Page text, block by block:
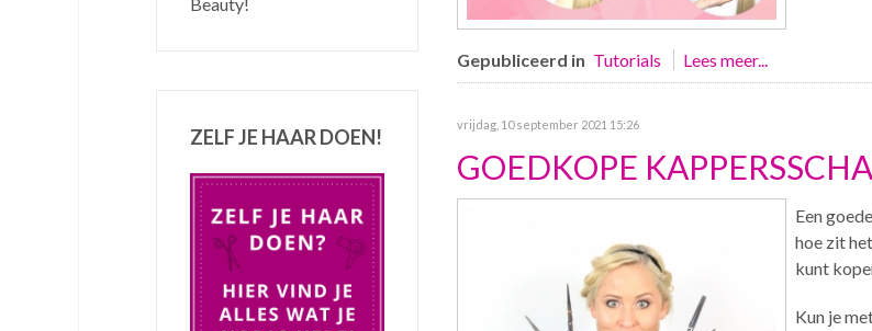
Gepubliceerd in Tutorials Lees meer...
vrijdag, 10 september 2021 15:26
GOEDKOPE
Een
hoe zit
kunt
Kun je
ZELF JE HAAR DOEN!